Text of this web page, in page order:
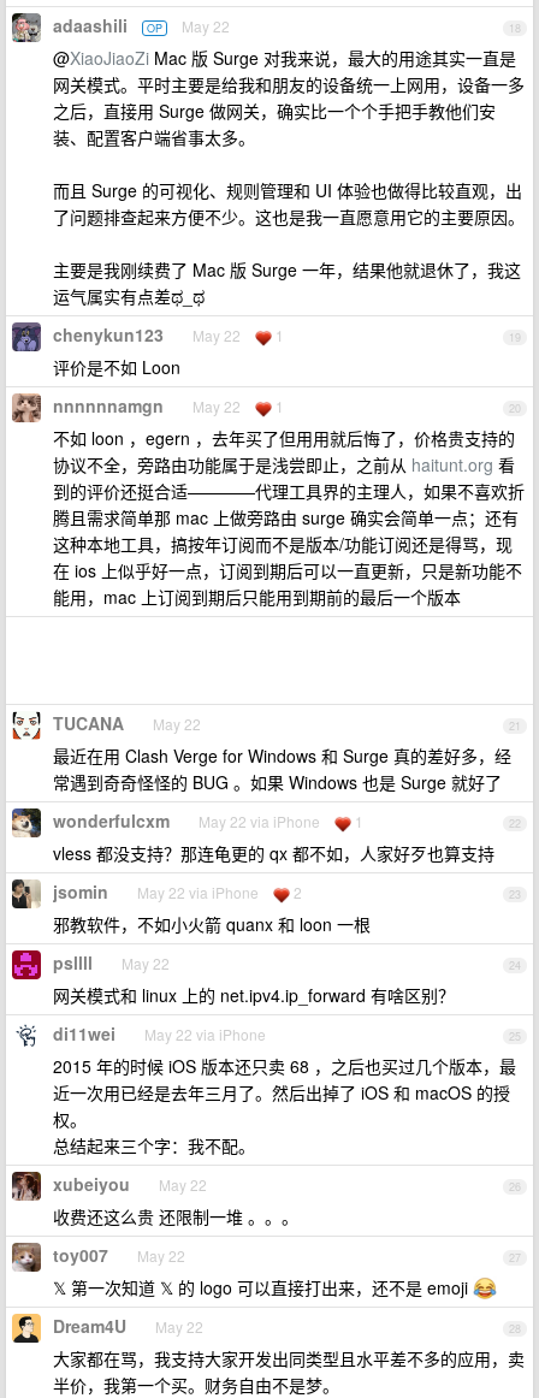
18
adaashili OP May 22
@XiaoJiaoZi Mac 版 Surge 对我来说，最大的用途其实一直是
网关模式。平时主要是给我和朋友的设备统一上网用，设备一多
之后，直接用 Surge 做网关，确实比一个个手把手教他们安
装、配置客户端省事太多。
而且 Surge 的可视化、规则管理和 UI 体验也做得比较直观，出
了问题排查起来方便不少。这也是我一直愿意用它的主要原因。
主要是我刚续费了 Mac 版 Surge 一年，结果他就退休了，我这
运气属实有点差ಥ_ಥ
19
chenykun123 May 22 1
评价是不如 Loon
20
nnnnnnamgn May 22 1
不如 loon ，egern ，去年买了但用用就后悔了，价格贵支持的
协议不全，旁路由功能属于是浅尝即止，之前从 haitunt.org 看
到的评价还挺合适————代理工具界的主理人，如果不喜欢折
腾且需求简单那 mac 上做旁路由 surge 确实会简单一点；还有
这种本地工具，搞按年订阅而不是版本/功能订阅还是得骂，现
在 ios 上似乎好一点，订阅到期后可以一直更新，只是新功能不
能用，mac 上订阅到期后只能用到期前的最后一个版本
21
TUCANA May 22
最近在用 Clash Verge for Windows 和 Surge 真的差好多，经
常遇到奇奇怪怪的 BUG 。如果 Windows 也是 Surge 就好了
22
wonderfulcxm May 22 via iPhone 1
vless 都没支持？那连龟更的 qx 都不如，人家好歹也算支持
23
jsomin May 22 via iPhone 2
邪教软件，不如小火箭 quanx 和 loon 一根
24
psllll May 22
网关模式和 linux 上的 net.ipv4.ip_forward 有啥区别？
25
di11wei May 22 via iPhone
2015 年的时候 iOS 版本还只卖 68 ，之后也买过几个版本，最
近一次用已经是去年三月了。然后出掉了 iOS 和 macOS 的授
权。
总结起来三个字：我不配。
26
xubeiyou May 22
收费还这么贵 还限制一堆 。。。
27
toy007 May 22
𝕏 第一次知道 𝕏 的 logo 可以直接打出来，还不是 emoji
28
Dream4U May 22
大家都在骂，我支持大家开发出同类型且水平差不多的应用，卖
半价，我第一个买。财务自由不是梦。